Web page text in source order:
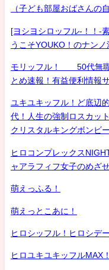
（子ども部屋おばさんの
[ヨシヨシロッフル-！！-
うこそYOUKO！のナン
モリッフル！ 50代無職
とめ速報！有益便利情報
ユキユキッフル！ど底辺
代！人生の強制ロスカッ
クリスタルキングボンビ
ヒロコンプレックス
ャアラフィフ女子のめざ
萌えっふる！
萌えっとこあに！
ヒロシッフル！ヒロシデ
ヒロユキユキッフルMAX